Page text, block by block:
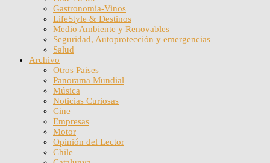
Gastronomia-Vinos
LifeStyle & Destinos
Medio Ambiente y Renovables
Seguridad, Autoprotección y emergencias
Salud
Archivo
Otros Paises
Panorama Mundial
Música
Noticias Curiosas
Cine
Empresas
Motor
Opinión del Lector
Chile